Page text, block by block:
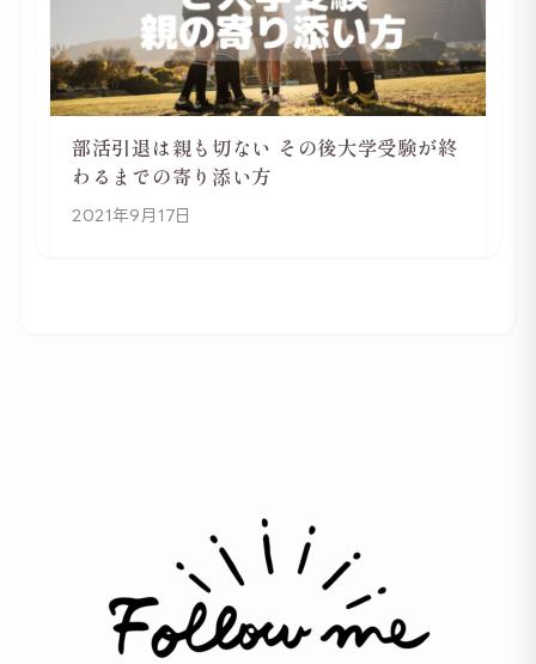
部活引退は親も切ない その後大学受験が終
わるまでの寄り添い方
2021年9月17日